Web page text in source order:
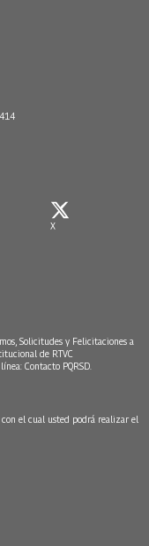
X
Solicitudes y Felicitaciones a
de RTVC
Contacto PQRSD.
el cual usted podrá realizar el